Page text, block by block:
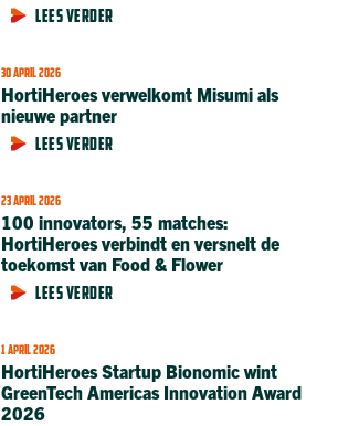
LEES VERDER
30 APRIL 2026
HortiHeroes verwelkomt Misumi als
nieuwe partner
LEES VERDER
23 APRIL 2026
100 innovators, 55 matches:
HortiHeroes verbindt en versnelt de
toekomst van Food & Flower
LEES VERDER
1 APRIL 2026
HortiHeroes Startup Bionomic wint
GreenTech Americas Innovation Award
2026